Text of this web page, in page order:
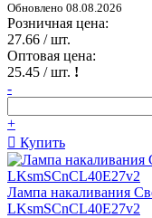
Обновлено 08.08.2026
Розничная цена:
27.66 / шт.
Оптовая цена:
25.45 / шт. !
-
+
Купить
Лампа накаливания
LKsmSCnCL40E27v2